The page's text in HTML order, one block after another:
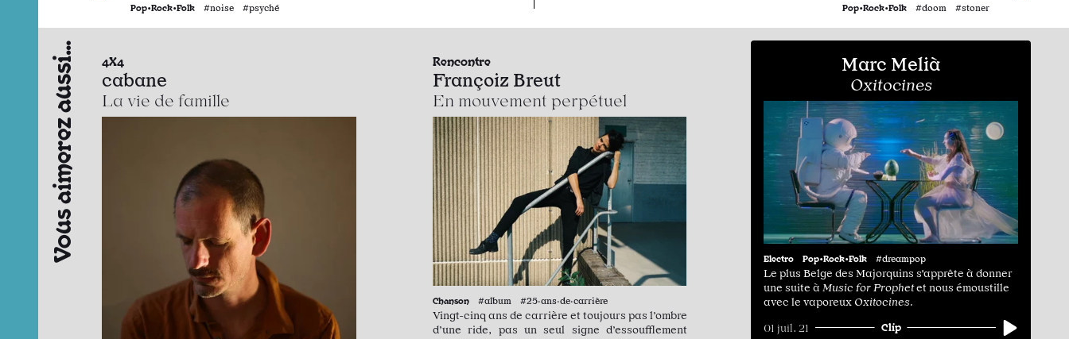
Pop•Rock•Folk #noise #psyché Pop•Rock•Folk #doom #stoner
Vous aimerez aussi… 4X4
cabane
La vie de famille
Rencontre
Françoiz Breut
En mouvement perpétuel
Chanson #album #25·ans·de·carrière
Vingt-cinq ans de carrière et toujours pas l’ombre
d’une ride, pas un seul signe d’essoufflement
Marc Melià
Oxitocines
Electro Pop•Rock•Folk #dreampop
Le plus Belge des Majorquins s'apprête à donner
une suite à Music for Prophetet nous émoustille
avec le vaporeux Oxitocines.
01 juil. 21 Clip